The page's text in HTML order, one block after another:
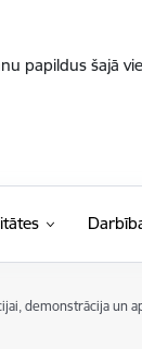
papildus šajā
demonstrācija un